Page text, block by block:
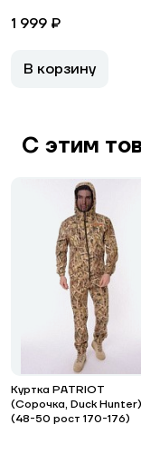
1 999 ₽
В корзину
С этим
Куртка PATRIOT
(Сорочка, Duck Hunter)
(48-50 рост 170-176)